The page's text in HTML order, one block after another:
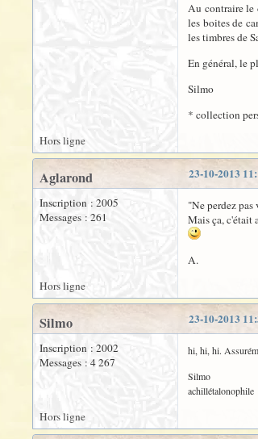
Au contraire le
les boites de
les timbres de
En général, le
Silmo
* collection
Hors ligne
23-10-2013
Aglarond
Inscription : 2005
Messages : 261
"Ne perdez pas
Mais ça, c'était
A.
Hors ligne
23-10-2013
Silmo
Inscription : 2002
Messages : 4 267
hi, hi, hi.
Silmo
achillétalonophile
Hors ligne